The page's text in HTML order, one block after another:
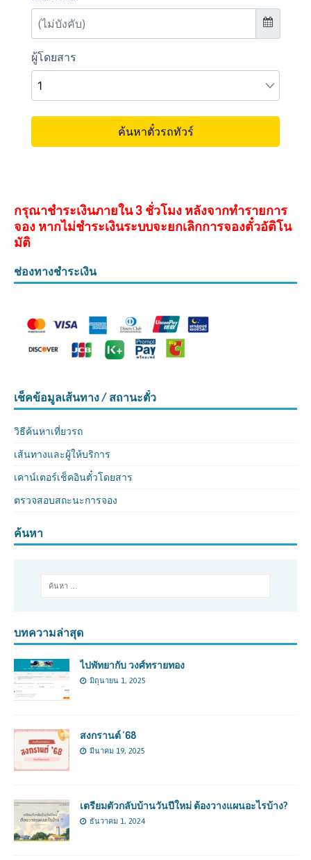
กรุณาชำระเงินภายใน 3 ชั่วโมง หลังจากทำรายการ
จอง หากไม่ชำระเงินระบบจะยกเลิกการจองตั๋วอัติโน
มัติ
ช่องทางชำระเงิน
เช็คข้อมูลเส้นทาง / สถานะตั๋ว
วิธีค้นหาเที่ยวรถ
เส้นทางและผู้ให้บริการ
เคาน์เตอร์เช็คอินตั๋วโดยสาร
ตรวจสอบสถะนะการจอง
ค้นหา
บทความล่าสุด
ไปพัทยากับ วงศ์ทรายทอง
มิถุนายน 1, 2025
สงกรานต์ ’68
มีนาคม 19, 2025
เตรียมตัวกลับบ้านวันปีใหม่ ต้องวางแผนอะไรบ้าง?
ธันวาคม 1, 2024